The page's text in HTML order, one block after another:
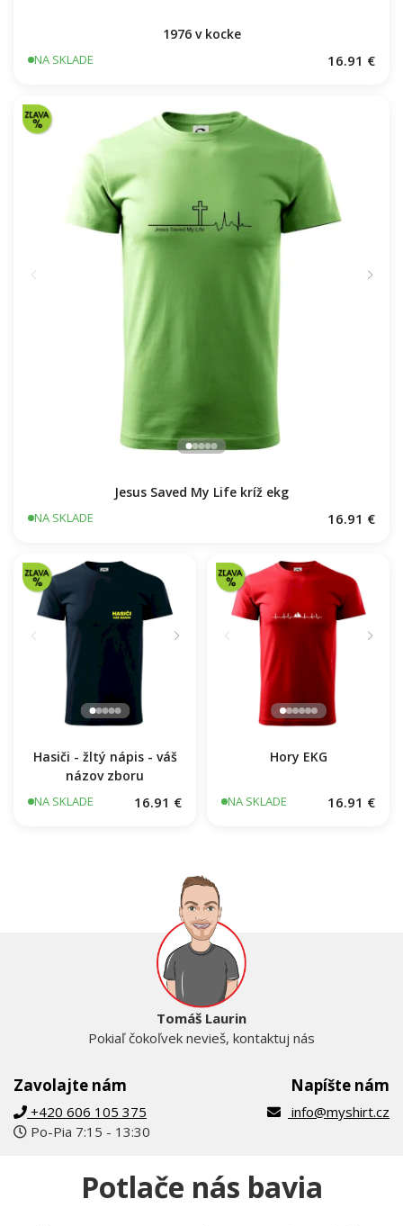
1976 v kocke
NA SKLADE 16.91 €
Jesus Saved My Life kríž ekg
NA SKLADE 16.91 €
Hasiči - žltý nápis - váš
názov zboru
NA SKLADE 16.91 €
Hory EKG
NA SKLADE 16.91 €
Zavolajte nám
+420 606 105 375
Po-Pia 7:15 - 13:30
Tomáš Laurin
Pokiaľ čokoľvek nevieš, kontaktuj nás
Napíšte nám
info@myshirt.cz
Potlače nás bavia